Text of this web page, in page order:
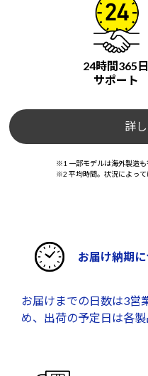
24時間365日
サポート
詳
※1 一部モデルは海外製造も
※2 平均時間。状況によって
お届け納期
お届けまでの日数は3営
め、出荷の予定日は各